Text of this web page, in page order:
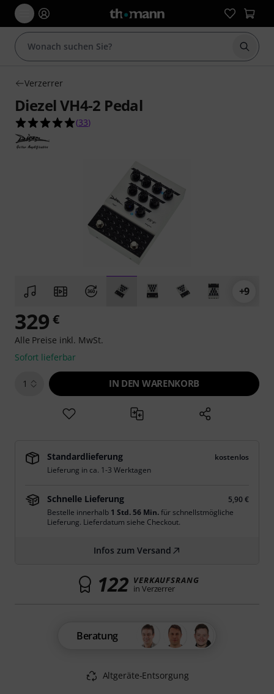
Suche
Verzerrer
Diezel VH4-2 Pedal
4.9 von 5 Sternen aus 33 Kundenbewertungen
(33)
+9
329 €
Alle Preise inkl. MwSt.
Sofort lieferbar
1 IN DEN WARENKORB
Standardlieferung
kostenlos
Lieferung in ca. 1-3 Werktagen
Schnelle Lieferung
5,90 €
Bestelle innerhalb 1 Std. 56 Min.für schnellstmögliche
Lieferung. Lieferdatum siehe Checkout.
Infos zum Versand
122 VERKAUFSRANG
in Verzerrer
Beratung
Altgeräte-Entsorgung